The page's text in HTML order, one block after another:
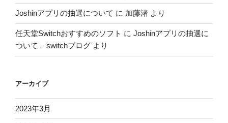
Joshinアプリの抽選について に 加藤渚 より
任天堂Switchおすすめのソフト に Joshinアプリの抽選に
ついて – switchブログ より
アーカイブ
2023年3月